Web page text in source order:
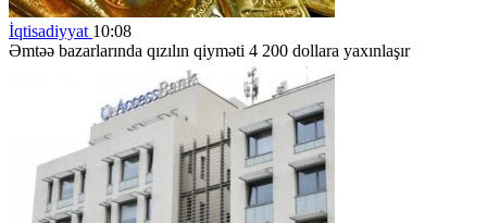
İqtisadiyyat 10:08
Əmtəə bazarlarında qızılın qiyməti 4 200 dollara yaxınlaşır